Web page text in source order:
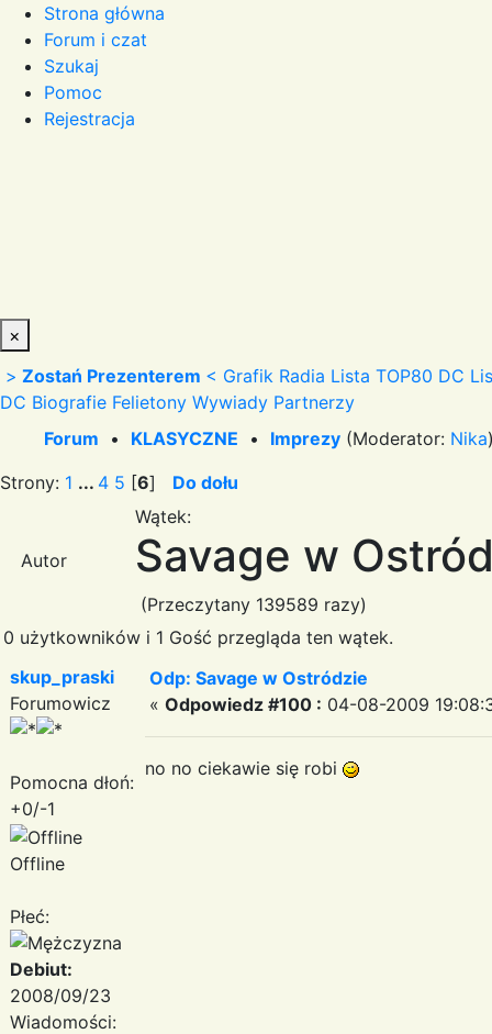
Strona główna
Forum i czat
Szukaj
Pomoc
Rejestracja
×
> Zostań Prezenterem < Grafik Radia Lista TOP80 DC
DC Biografie Felietony Wywiady Partnerzy
Forum • KLASYCZNE • Imprezy (Moderator: Nika
Strony: 1 ... 4 5 [6] Do dołu
Autor
Wątek:
Savage w
(Przeczytany 139589 razy)
0 użytkowników i 1 Gość przegląda ten wątek.
skup_praski
Forumowicz
Pomocna dłoń:
+0/-1
Offline
Płeć:
Debiut:
2008/09/23
Wiadomości:
Odp: Savage w Ostródzie
« Odpowiedz #100 : 04-08-2009
no no ciekawie się robi